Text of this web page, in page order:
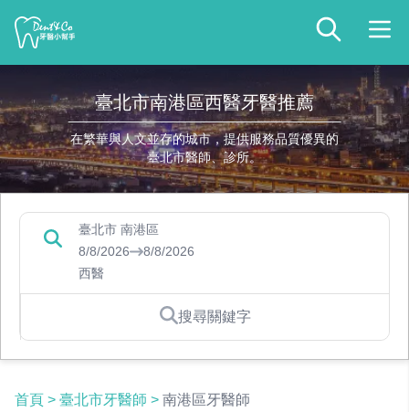
臺北市南港區西醫牙醫推薦
在繁華與人文並存的城市，提供服務品質優異的
臺北市醫師、診所。
臺北市 南港區
8/8/2026
8/8/2026
西醫
搜尋關鍵字
首頁 > 臺北市牙醫師 > 南港區牙醫師